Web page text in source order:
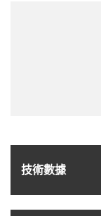
技術數據